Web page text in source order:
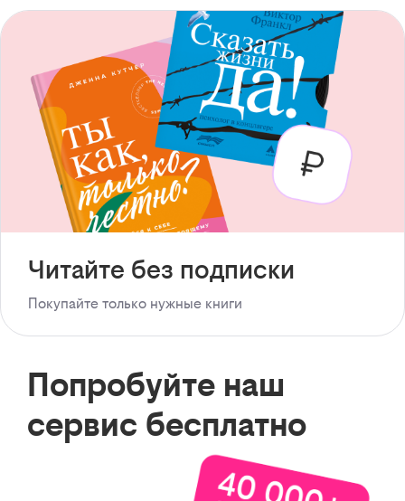
Читайте без подписки
Покупайте только нужные книги
Попробуйте наш
сервис бесплатно